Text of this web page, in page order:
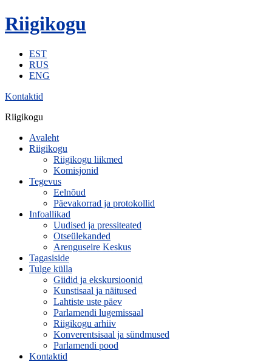
Riigikogu
EST
RUS
ENG
Kontaktid
Riigikogu
Avaleht
Riigikogu
Riigikogu liikmed
Komisjonid
Tegevus
Eelnõud
Päevakorrad ja protokollid
Infoallikad
Uudised ja pressiteated
Otseülekanded
Arenguseire Keskus
Tagasiside
Tulge külla
Giidid ja ekskursioonid
Kunstisaal ja näitused
Lahtiste uste päev
Parlamendi lugemissaal
Riigikogu arhiiv
Konverentsisaal ja sündmused
Parlamendi pood
Kontaktid